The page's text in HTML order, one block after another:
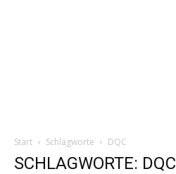
Start Schlagworte DQC
SCHLAGWORTE: DQC